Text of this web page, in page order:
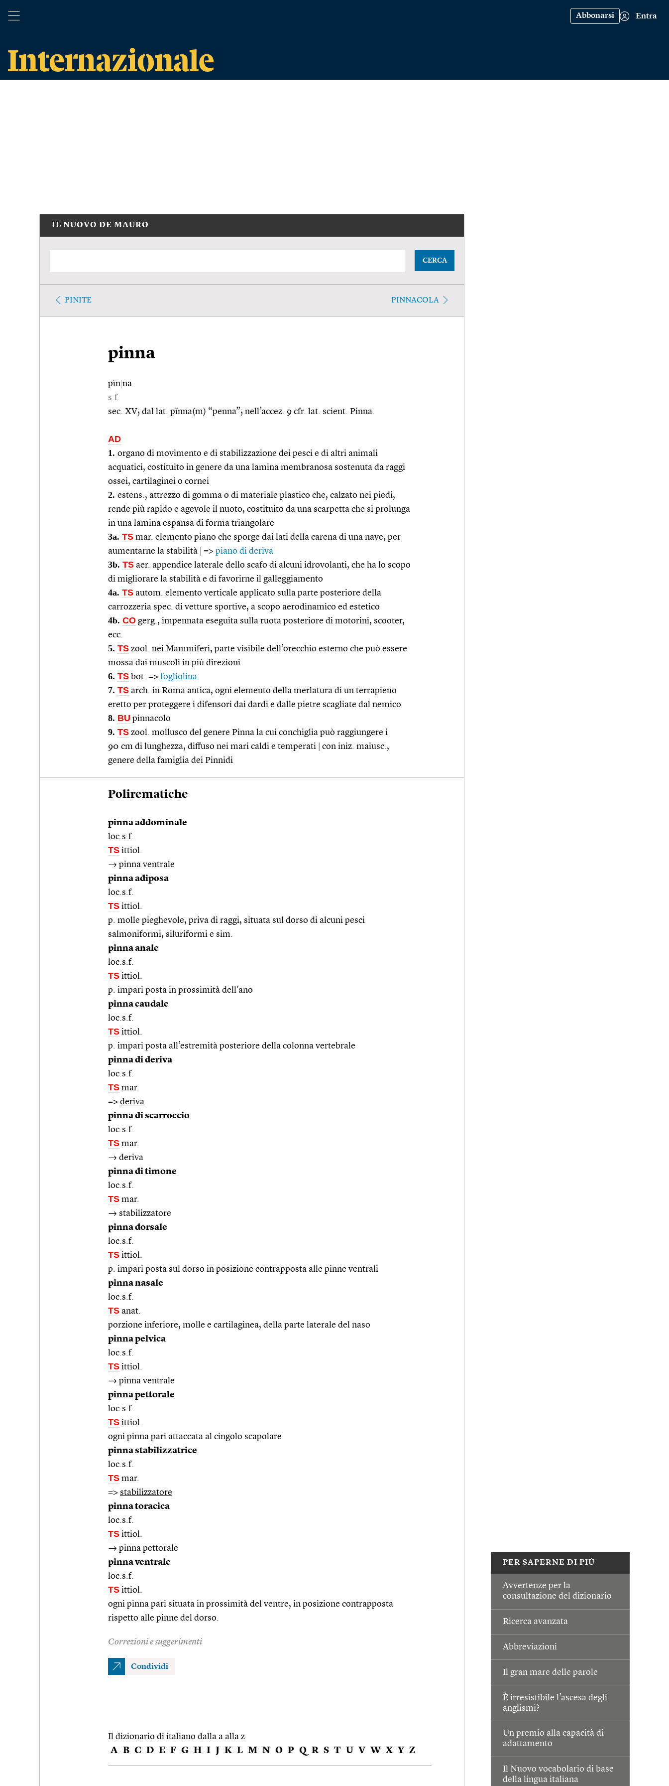
Abbonarsi Entra
PER SAPERNE DI PIÙ
Avvertenze per la
consultazione del dizionario
Ricerca avanzata
Abbreviazioni
Il gran mare delle parole
È irresistibile l’ascesa degli
anglismi?
Un premio alla capacità di
adattamento
Il Nuovo vocabolario di base
della lingua italiana
IL NUOVO DE MAURO
CERCA
PINITE PINNACOLA
pinna
pìn na
s.f.
sec. XV; dal lat. pĭnna(m) “penna”; nell’accez. 9 cfr. lat. scient. Pinna.
AD
1. organo di movimento e di stabilizzazione dei pesci e di altri animali
acquatici, costituito in genere da una lamina membranosa sostenuta da raggi
ossei, cartilaginei o cornei
2. estens., attrezzo di gomma o di materiale plastico che, calzato nei piedi,
rende più rapido e agevole il nuoto, costituito da una scarpetta che si prolunga
in una lamina espansa di forma triangolare
3a. TS mar. elemento piano che sporge dai lati della carena di una nave, per
aumentarne la stabilità
=> piano di deriva
3b. TS aer. appendice laterale dello scafo di alcuni idrovolanti, che ha lo scopo
di migliorare la stabilità e di favorirne il galleggiamento
4a. TS autom. elemento verticale applicato sulla parte posteriore della
carrozzeria spec. di vetture sportive, a scopo aerodinamico ed estetico
4b. CO gerg., impennata eseguita sulla ruota posteriore di motorini, scooter,
ecc.
5. TS zool. nei Mammiferi, parte visibile dell’orecchio esterno che può essere
mossa dai muscoli in più direzioni
6. TS bot. => fogliolina
7. TS arch. in Roma antica, ogni elemento della merlatura di un terrapieno
eretto per proteggere i difensori dai dardi e dalle pietre scagliate dal nemico
8. BU pinnacolo
9. TS zool. mollusco del genere Pinna la cui conchiglia può raggiungere i
90 cm di lunghezza, diffuso nei mari caldi e temperati
con iniz. maiusc.,
genere della famiglia dei Pinnidi
Polirematiche
pinna addominale
loc.s.f.
TS ittiol.
→ pinna ventrale
pinna adiposa
loc.s.f.
TS ittiol.
p. molle pieghevole, priva di raggi, situata sul dorso di alcuni pesci
salmoniformi, siluriformi e sim.
pinna anale
loc.s.f.
TS ittiol.
p. impari posta in prossimità dell'ano
pinna caudale
loc.s.f.
TS ittiol.
p. impari posta all’estremità posteriore della colonna vertebrale
pinna di deriva
loc.s.f.
TS mar.
=> deriva
pinna di scarroccio
loc.s.f.
TS mar.
→ deriva
pinna di timone
loc.s.f.
TS mar.
→ stabilizzatore
pinna dorsale
loc.s.f.
TS ittiol.
p. impari posta sul dorso in posizione contrapposta alle pinne ventrali
pinna nasale
loc.s.f.
TS anat.
porzione inferiore, molle e cartilaginea, della parte laterale del naso
pinna pelvica
loc.s.f.
TS ittiol.
→ pinna ventrale
pinna pettorale
loc.s.f.
TS ittiol.
ogni pinna pari attaccata al cingolo scapolare
pinna stabilizzatrice
loc.s.f.
TS mar.
=> stabilizzatore
pinna toracica
loc.s.f.
TS ittiol.
→ pinna pettorale
pinna ventrale
loc.s.f.
TS ittiol.
ogni pinna pari situata in prossimità del ventre, in posizione contrapposta
rispetto alle pinne del dorso.
Correzioni e suggerimenti
Condividi
Il dizionario di italiano dalla a alla z
A B C D E F G H I J K L M N O P Q R S T U V W X Y Z